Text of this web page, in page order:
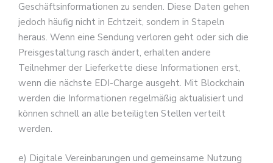
Geschäftsinformationen zu senden. Diese Daten gehen
jedoch häufig nicht in Echtzeit, sondern in Stapeln
heraus. Wenn eine Sendung verloren geht oder sich die
Preisgestaltung rasch ändert, erhalten andere
Teilnehmer der Lieferkette diese Informationen erst,
wenn die nächste EDI-Charge ausgeht. Mit Blockchain
werden die Informationen regelmäßig aktualisiert und
können schnell an alle beteiligten Stellen verteilt
werden.
e) Digitale Vereinbarungen und gemeinsame Nutzung